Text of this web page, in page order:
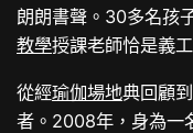
朗朗書聲。30多名孩
教學授課老師恰是義
從經瑜伽場地典回顧
者。2008年，身為一